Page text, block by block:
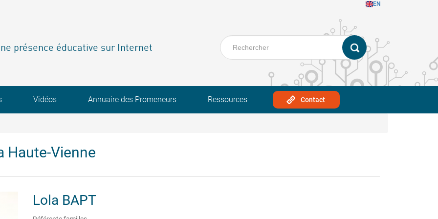
EN
présence éducative sur Internet
Vidéos Annuaire des Promeneurs Ressources Contact
Haute-Vienne
Lola BAPT